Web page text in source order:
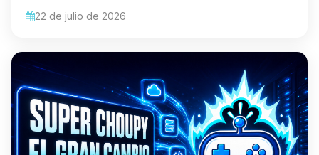
22 de julio de 2026